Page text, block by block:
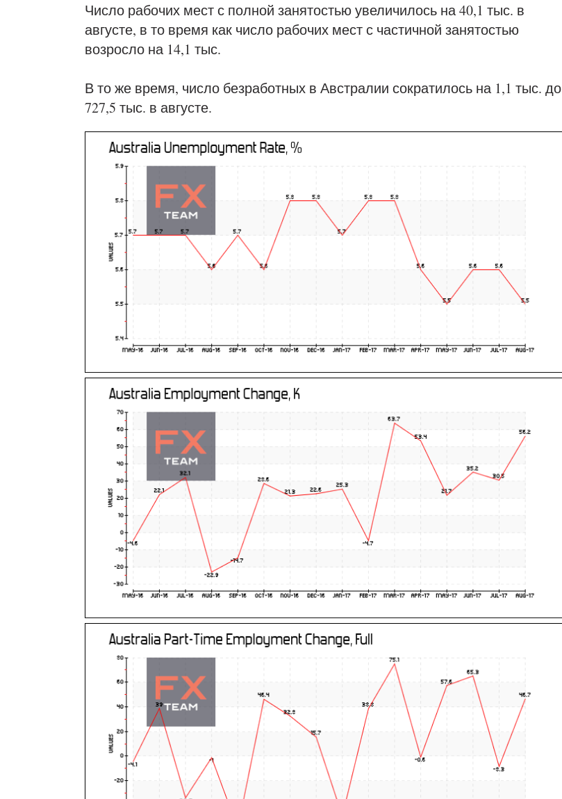
Число рабочих мест с полной занятостью увеличилось на 40,1 тыс. в
августе, в то время как число рабочих мест с частичной занятостью
возросло на 14,1 тыс.
В то же время, число безработных в Австралии сократилось на 1,1 тыс. до
727,5 тыс. в августе.